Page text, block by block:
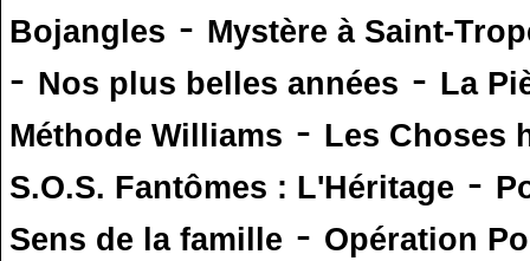
Bojangles - Mystère à Saint-
- Nos plus belles années - La
Méthode Williams - Les Choses
S.O.S. Fantômes : L'Héritage -
Sens de la famille - Opération